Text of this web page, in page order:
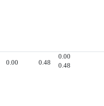
0.00 0.48
0.00
0.48